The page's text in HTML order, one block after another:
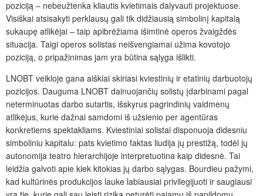
poziciją – nebeužtenka kliautis kvietimais dalyvauti projektuose.
Visiškai atsisakyti perklausų gali tik didžiausią simbolinį kapitalą
sukaupę atlikėjai – taip apibrėžiama išimtinė operos žvaigždės
situacija. Taigi operos solistas neišvengiamai užima kovotojo
poziciją, o pripažinimas jam yra būtina sąlyga išlikti.
LNOBT veikloje gana aiškiai skiriasi kviestinių ir etatinių darbuotojų
pozicijos. Dauguma LNOBT dainuojančių solistų įdarbinami pagal
neterminuotas darbo sutartis, išskyrus pagrindinių vaid­menų
atlikėjus, kurie dažnai samdomi iš užsienio per agentūras
konkretiems spektakliams. Kviestiniai solistai disponuoja didesniu
simboliniu kapitalu: pats kvietimo faktas liudija jų prestižą, todėl jų
autonomija teatro hierarchijoje interpretuotina kaip didesnė. Tai
leidžia galvoti apie kiek kitokias jų darbo sąlygas. Bourdieu pažymi,
kad kultūrinės produkcijos lauke labiausiai privilegijuoti ir saugiausi